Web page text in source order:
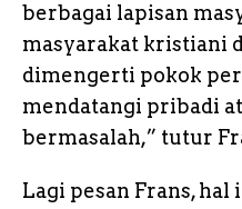
berbagai lapisan
masyarakat kristiani
dimengerti pokok
mendatangi pribadi
bermasalah,” tutur
Lagi pesan Frans,